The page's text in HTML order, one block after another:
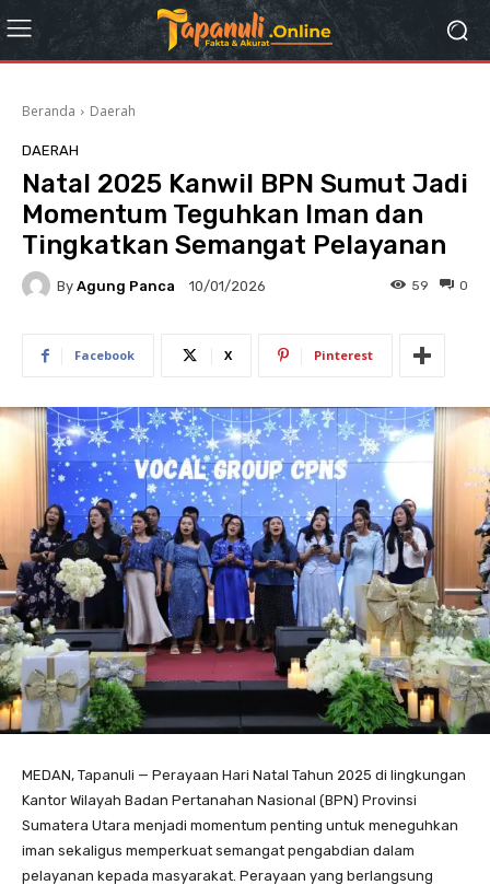
Beranda Daerah
DAERAH
Natal 2025 Kanwil BPN Sumut Jadi
Momentum Teguhkan Iman dan
Tingkatkan Semangat Pelayanan
By Agung Panca 10/01/2026 0
59
Facebook X Pinterest
MEDAN, Tapanuli — Perayaan Hari Natal Tahun 2025 di lingkungan
Kantor Wilayah Badan Pertanahan Nasional (BPN) Provinsi
Sumatera Utara menjadi momentum penting untuk meneguhkan
iman sekaligus memperkuat semangat pengabdian dalam
pelayanan kepada masyarakat. Perayaan yang berlangsung